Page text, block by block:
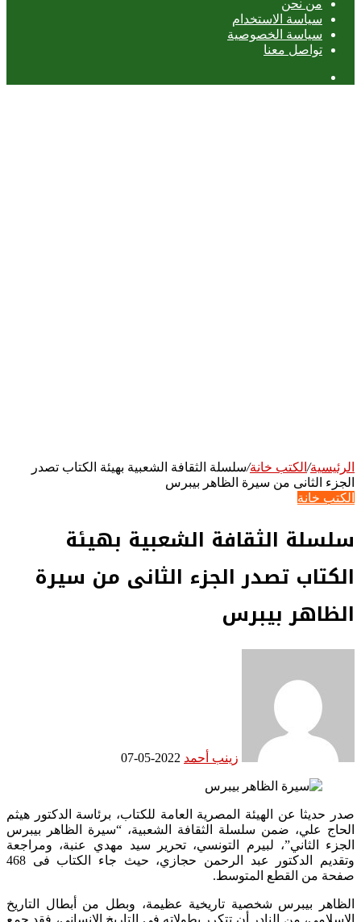
من نحن
سياسة الاستخدام
سياسة الخصوصية
تواصل معنا
الرئيسية/ الكتب خانة/سلسلة الثقافة الشعبية بهيئة الكتاب تصدر
الجزء الثانى من سيرة الظاهر بيبرس
الكتب خانة
سلسلة الثقافة الشعبية بهيئة
الكتاب تصدر الجزء الثانى من سيرة
الظاهر بيبرس
زينب أحمد 2022-05-07
صدر حديثا عن الهيئة المصرية العامة للكتاب، برئاسة الدكتور هيثم
الحاج علي، ضمن سلسلة الثقافة الشعبية، “سيرة الظاهر بيبرس
الجزء الثاني”، لبيرم التونسي، تحرير سيد مهدي عنبة، ومراجعة
وتقديم الدكتور عبد الرحمن حجازي، حيث جاء الكتاب فى 468
صفحة من القطع المتوسط.
الظاهر بيبرس شخصية تاريخية عظيمة، وبطل من أبطال التاريخ
الإسلامي، من النادر أن تتكرر بطولاته فى التاريخ الإنساني، فقد جمع